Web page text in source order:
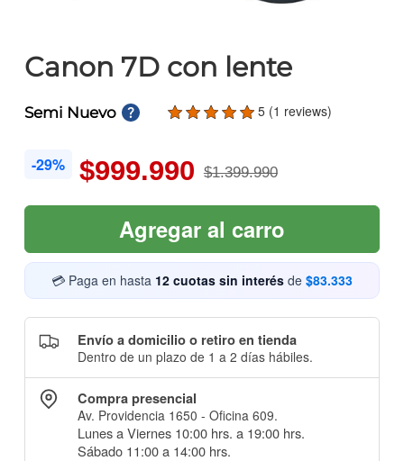
Canon 7D con lente
Semi Nuevo 5 (1 reviews)
-29% $999.990 $1.399.990
Agregar al carro
💳 Paga en hasta 12 cuotas sin interés de $83.333
Envío a domicilio o retiro en tienda
Dentro de un plazo de 1 a 2 días hábiles.
Compra presencial
Av. Providencia 1650 - Oficina 609.
Lunes a Viernes 10:00 hrs. a 19:00 hrs.
Sábado 11:00 a 14:00 hrs.